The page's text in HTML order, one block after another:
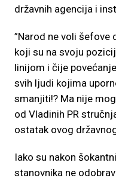
državnih agencija i
”Narod ne voli šefove
koji su na svoju
linijom i čije
svih ljudi kojima
smanjiti!? Ma nije
od Vladinih PR
ostatak ovog
Iako su nakon
stanovnika ne